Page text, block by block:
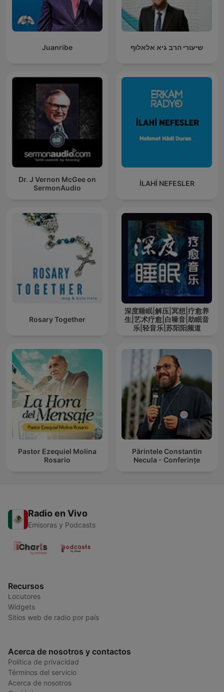
Juanribe שיעורי הרב גיא אלאלוף
Dr. J Vernon McGee on
SermonAudio
İLAHİ NEFESLER
Rosary Together
深度睡眠|解压|冥想|疗愈养
生|艺术疗愈|白噪音|助眠音
乐|轻音乐|苏阳阳频道
Pastor Ezequiel Molina
Rosario
Părintele Constantin
Necula - Conferințe
Radio en Vivo
Emisoras y Podcasts
Recursos
Locutores
Widgets
Sitios web de radio por país
Acerca de nosotros y contactos
Política de privacidad
Términos del servicio
Acerca de nosotros